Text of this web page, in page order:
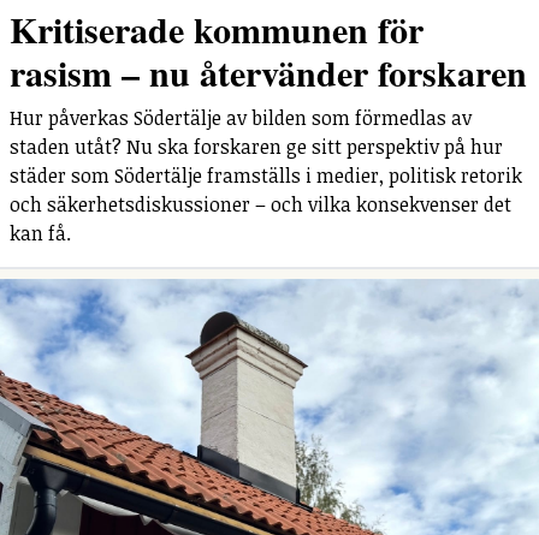
Kritiserade kommunen för
rasism – nu återvänder forskaren
Hur påverkas Södertälje av bilden som förmedlas av
staden utåt? Nu ska forskaren ge sitt perspektiv på hur
städer som Södertälje framställs i medier, politisk retorik
och säkerhetsdiskussioner – och vilka konsekvenser det
kan få.